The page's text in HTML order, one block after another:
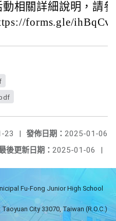
相關詳細說明，請
forms.gle/
發佈日期： 2025-01-06
23
|
後更新日期： 2025-01-06 |
Fu-Fong Junior High School
City 33070, Taiwan (R.O.C.)